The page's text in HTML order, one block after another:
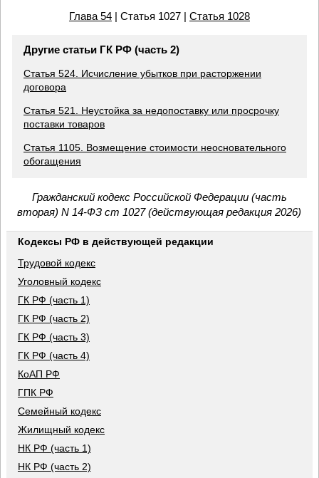
Глава 54| Статья 1027 | Статья 1028
Другие статьи ГК РФ (часть 2)
Статья 524. Исчисление убытков при расторжении
договора
Статья 521. Неустойка за недопоставку или просрочку
поставки товаров
Статья 1105. Возмещение стоимости неосновательного
обогащения
Гражданский кодекс Российской Федерации (часть
вторая) N 14-ФЗ ст 1027 (действующая редакция 2026)
Кодексы РФ в действующей редакции
Трудовой кодекс
Уголовный кодекс
ГК РФ (часть 1)
ГК РФ (часть 2)
ГК РФ (часть 3)
ГК РФ (часть 4)
КоАП РФ
ГПК РФ
Семейный кодекс
Жилищный кодекс
НК РФ (часть 1)
НК РФ (часть 2)